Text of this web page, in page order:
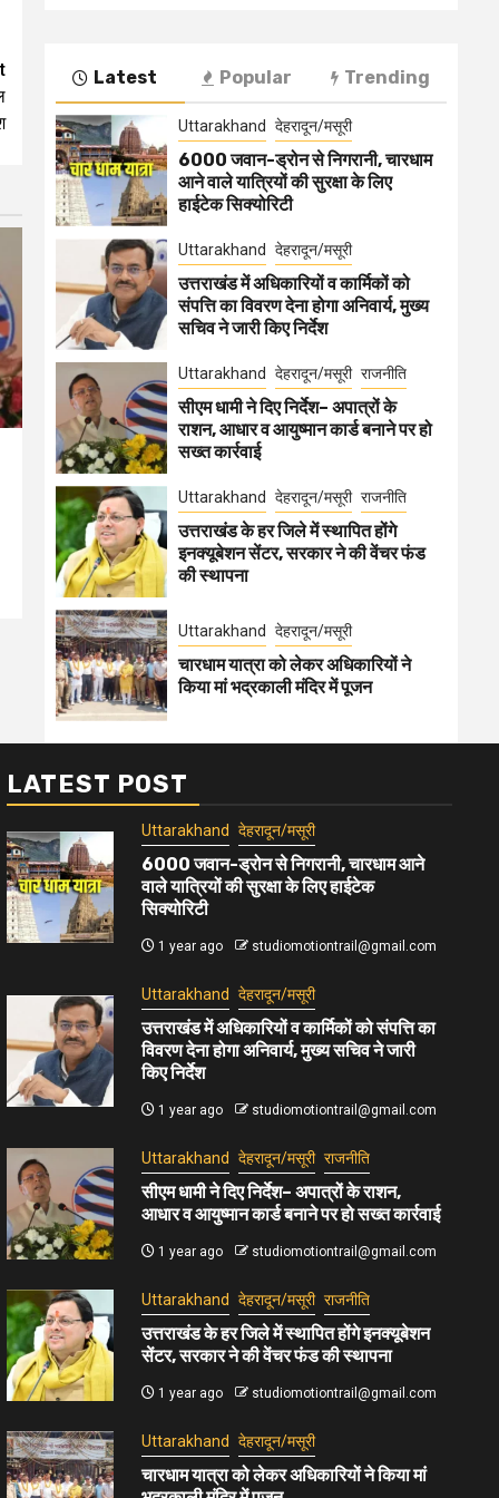
Latest Popular Trending
Uttarakhand देहरादून/मसूरी
6000 जवान-ड्रोन से निगरानी, चारधाम
आने वाले यात्रियों की सुरक्षा के लिए
हाईटेक सिक्योरिटी
Uttarakhand देहरादून/मसूरी
उत्तराखंड में अधिकारियों व कार्मिकों को
संपत्ति का विवरण देना होगा अनिवार्य, मुख्य
सचिव ने जारी किए निर्देश
Uttarakhand देहरादून/मसूरी राजनीति
सीएम धामी ने दिए निर्देश– अपात्रों के
राशन, आधार व आयुष्मान कार्ड बनाने पर हो
सख्त कार्रवाई
Uttarakhand देहरादून/मसूरी राजनीति
उत्तराखंड के हर जिले में स्थापित होंगे
इनक्यूबेशन सेंटर, सरकार ने की वेंचर फंड
की स्थापना
Uttarakhand देहरादून/मसूरी
चारधाम यात्रा को लेकर अधिकारियों ने
किया मां भद्रकाली मंदिर में पूजन
LATEST POST
Uttarakhand देहरादून/मसूरी
6000 जवान-ड्रोन से निगरानी, चारधाम आने
वाले यात्रियों की सुरक्षा के लिए हाईटेक
सिक्योरिटी
1 year ago studiomotiontrail@gmail.com
Uttarakhand देहरादून/मसूरी
उत्तराखंड में अधिकारियों व कार्मिकों को संपत्ति का
विवरण देना होगा अनिवार्य, मुख्य सचिव ने जारी
किए निर्देश
1 year ago studiomotiontrail@gmail.com
Uttarakhand देहरादून/मसूरी राजनीति
सीएम धामी ने दिए निर्देश– अपात्रों के राशन,
आधार व आयुष्मान कार्ड बनाने पर हो सख्त कार्रवाई
1 year ago studiomotiontrail@gmail.com
Uttarakhand देहरादून/मसूरी राजनीति
उत्तराखंड के हर जिले में स्थापित होंगे इनक्यूबेशन
सेंटर, सरकार ने की वेंचर फंड की स्थापना
1 year ago studiomotiontrail@gmail.com
Uttarakhand देहरादून/मसूरी
चारधाम यात्रा को लेकर अधिकारियों ने किया मां